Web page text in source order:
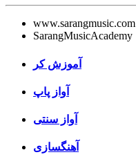
www.sarangmusic.com
SarangMusicAcademy
آموزش کر
آواز پاپ
آواز سنتی
آهنگسازی